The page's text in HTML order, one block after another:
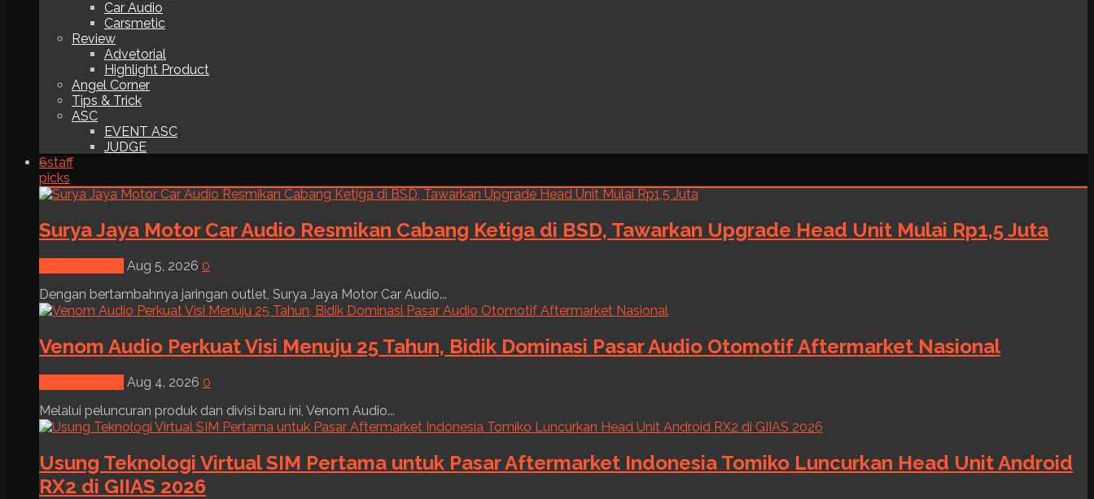
Car Audio
Carsmetic
Review
Advetorial
Highlight Product
Angel Corner
Tips & Trick
ASC
EVENT ASC
JUDGE
6staff
picks
Surya Jaya Motor Car Audio Resmikan Cabang Ketiga di BSD, Tawarkan Upgrade Head Unit Mulai Rp1,5 Juta
Aug 5, 2026 0
Dengan bertambahnya jaringan outlet, Surya Jaya Motor Car Audio...
Venom Audio Perkuat Visi Menuju 25 Tahun, Bidik Dominasi Pasar Audio Otomotif Aftermarket Nasional
Aug 4, 2026 0
Melalui peluncuran produk dan divisi baru ini, Venom Audio...
Usung Teknologi Virtual SIM Pertama untuk Pasar Aftermarket Indonesia Tomiko Luncurkan Head Unit Android
RX2 di GIIAS 2026